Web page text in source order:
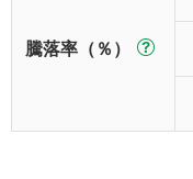
騰落率（％）